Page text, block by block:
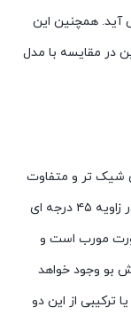
آید. همچنین این
در مقايسه با مدل
شیک تر و متفاوت
تر دارد. نحوه قرار گرفتن آن به صورت مورب و در زاویه ۴۵ درجه ای
مورب است و
بو وجود خواهد
از این دو